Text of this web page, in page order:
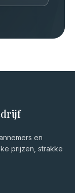
en
prijzen, strakke